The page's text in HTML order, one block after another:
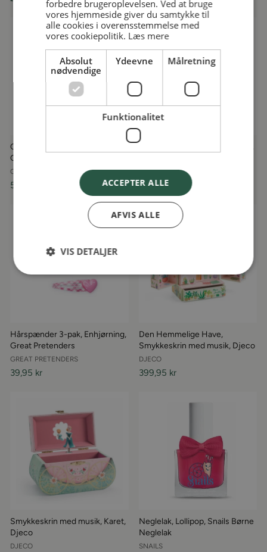
Clips Øreringe, Diamant Hjerte,
Great Pretenders
GREAT PRETENDERS
59,95 kr
DJECO
219,95 kr
Hårspænder 3-pak, Enhjørning,
Great Pretenders
GREAT PRETENDERS
39,95 kr
Den Hemmelige Have,
Smykkeskrin med musik, Djeco
DJECO
399,95 kr
Smykkeskrin med musik, Karet,
Djeco
DJECO
Neglelak, Lollipop, Snails Børne
Neglelak
SNAILS
forbedre brugeroplevelsen. Ved at bruge
vores hjemmeside giver du samtykke til
alle cookies i overensstemmelse med
vores cookiepolitik. Læs mere
Absolut
nødvendige
Ydeevne Målretning
Funktionalitet
ACCEPTER ALLE
AFVIS ALLE
VIS DETALJER